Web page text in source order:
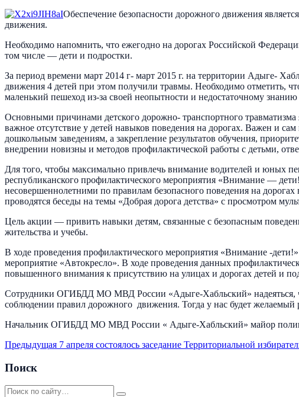
Обеспечение безопасности дорожного движения
движения.
Необходимо напомнить, что ежегодно на дорогах Российской
том числе — дети и подростки.
За период времени март 2014 г- март 2015 г. на территории Адыге-
движения 4 детей при этом получили травмы. Необходимо отметить,
маленький пешеход из-за своей неопытности и недостаточному
Основными причинами детского дорожно- транспортного
важное отсутствие у детей навыков поведения на дорогах. Важен и
дошкольным заведениям, а закрепление результатов обучения,
внедрении новизны и методов профилактической работы с детьми,
Для того, чтобы максимально привлечь внимание водителей и юных
республиканского профилактического мероприятия «Внимание —
несовершеннолетними по правилам безопасного поведения на
проводятся беседы на темы «Добрая дорога детства» с просмотром
Цель акции — привить навыки детям, связанные с безопасным
жительства и учебы.
В ходе проведения профилактического мероприятия «Внимание -
мероприятие «Автокресло». В ходе проведения данных
повышенного внимания к присутствию на улицах и дорогах детей и
Сотрудники ОГИБДД МО МВД России «Адыге-Хабльский» надеяться,
соблюдении правил дорожного движения. Тогда у нас будет желаемый
Начальник ОГИБДД МО МВД России « Адыге-Хабльский» майор
Предыдущая 7 апреля состоялось заседание Территориальной
Поиск